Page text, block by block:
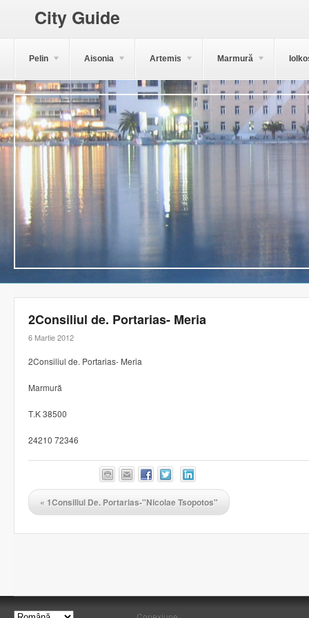
City Guide
Pelin Aisonia Artemis Marmură
2Consiliul de. Portarias- Meria
6 Martie 2012
2Consiliul de. Portarias- Meria
Marmură
Τ.Κ 38500
24210 72346
« 1Consiliul De. Portarias-"Nicolae Tsopotos"